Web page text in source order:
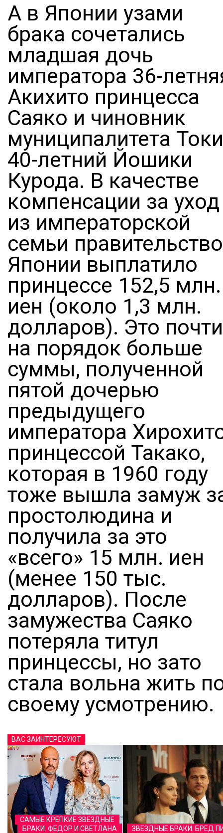
А в Японии узами
брака сочетались
младшая дочь
императора 36-
Акихито принцесса
Саяко и чиновник
муниципалитета
40-летний Йошики
Курода. В качестве
компенсации за уход
из императорской
семьи правительство
Японии выплатило
принцессе 152,5 млн.
иен (около 1,3 млн.
долларов). Это почти
на порядок больше
суммы, полученной
пятой дочерью
предыдущего
императора
принцессой Такако,
которая в 1960 году
тоже вышла замуж
простолюдина и
получила за это
«всего» 15 млн. иен
(менее 150 тыс.
долларов). После
замужества Саяко
потеряла титул
принцессы, но зато
стала вольна жить
своему усмотрению.
ВАС ЗАИНТЕРЕСУЮТ
САМЫЕ КРЕПКИЕ ЗВЕЗДНЫЕ
БРАКИ. ФЕДОР И СВЕТЛАНА
ЗВЕЗДНЫЕ БРАКИ. БРЕД